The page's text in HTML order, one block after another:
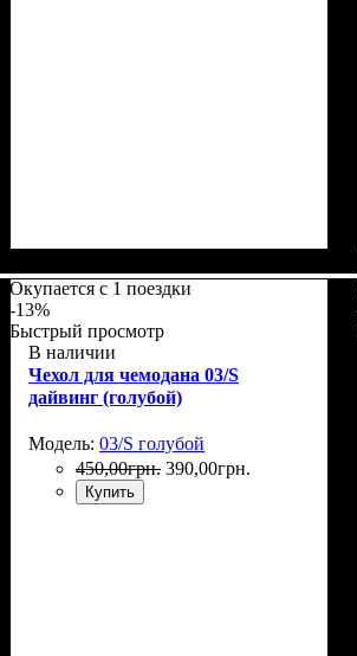
Окупается с 1 поездки
-13%
Быстрый просмотр
В наличии
Чехол для чемодана 03/S
дайвинг (голубой)
Модель: 03/S голубой
450,00грн. 390,00грн.
Купить